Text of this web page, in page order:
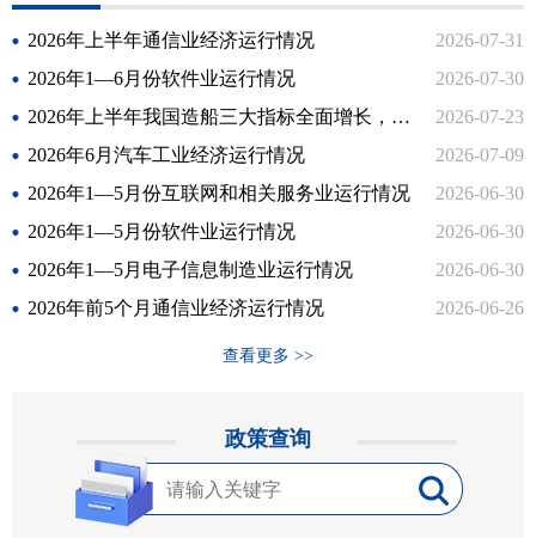
2026-07-31
2026年上半年通信业经济运行情况
2026-07-30
2026年1—6月份软件业运行情况
2026-07-23
2026年上半年我国造船三大指标全面增长，国际市场份额继续领先
2026-07-09
2026年6月汽车工业经济运行情况
2026-06-30
2026年1—5月份互联网和相关服务业运行情况
2026-06-30
2026年1—5月份软件业运行情况
2026-06-30
2026年1—5月电子信息制造业运行情况
2026-06-26
2026年前5个月通信业经济运行情况
查看更多 >>
政策查询